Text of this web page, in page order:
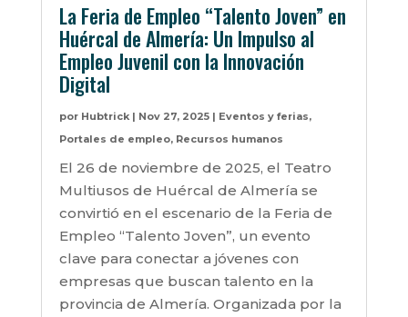
La Feria de Empleo “Talento Joven” en
Huércal de Almería: Un Impulso al
Empleo Juvenil con la Innovación
Digital
por Hubtrick| Nov 27, 2025| Eventos y ferias,
Portales de empleo, Recursos humanos
El 26 de noviembre de 2025, el Teatro
Multiusos de Huércal de Almería se
convirtió en el escenario de la Feria de
Empleo “Talento Joven”, un evento
clave para conectar a jóvenes con
empresas que buscan talento en la
provincia de Almería. Organizada por la